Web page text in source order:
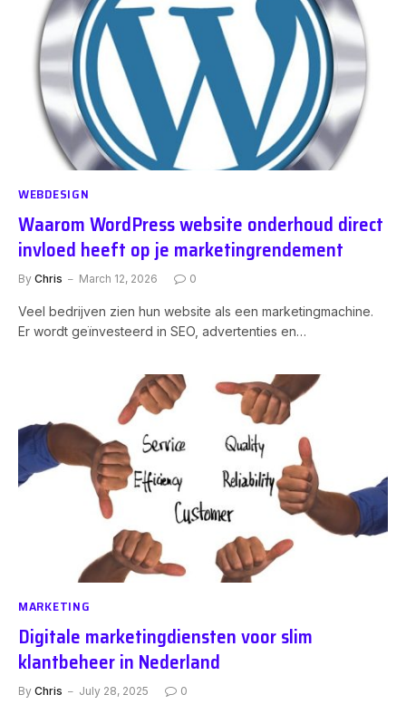
WEBDESIGN
Waarom WordPress website onderhoud direct
invloed heeft op je marketingrendement
By Chris March 12, 2026 0
Veel bedrijven zien hun website als een marketingmachine.
Er wordt geïnvesteerd in SEO, advertenties en…
MARKETING
Digitale marketingdiensten voor slim
klantbeheer in Nederland
By Chris July 28, 2025 0